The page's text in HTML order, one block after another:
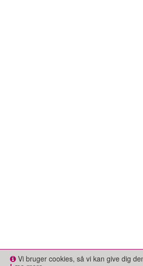
Vi bruger cookies, så vi kan give dig